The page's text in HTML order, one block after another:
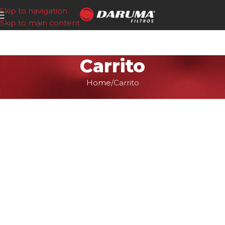
Skip to navigation
Skip to main content
Carrito
Home Carrito